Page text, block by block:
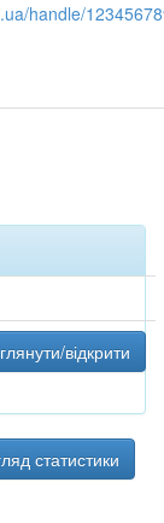
handle/
відкрити
статистики